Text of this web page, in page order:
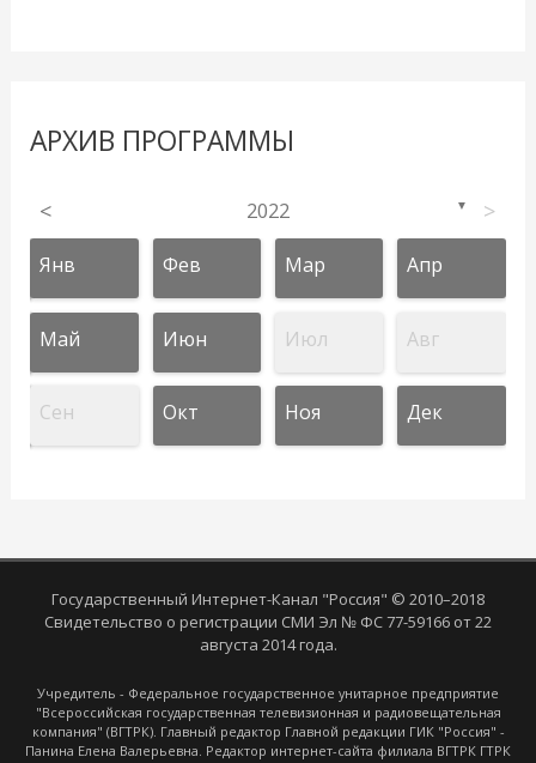
АРХИВ ПРОГРАММЫ
< 2022 ▼ >
Янв Фев Мар Апр
Май Июн Июл Авг
Сен Окт Ноя Дек
Государственный Интернет-Канал "Россия" © 2010–2018
Свидетельство о регистрации СМИ Эл № ФС 77-59166 от 22
августа 2014 года.
Учредитель - Федеральное государственное унитарное предприятие
"Всероссийская государственная телевизионная и радиовещательная
компания" (ВГТРК). Главный редактор Главной редакции ГИК "Россия" -
Панина Елена Валерьевна. Редактор интернет-сайта филиала ВГТРК ГТРК